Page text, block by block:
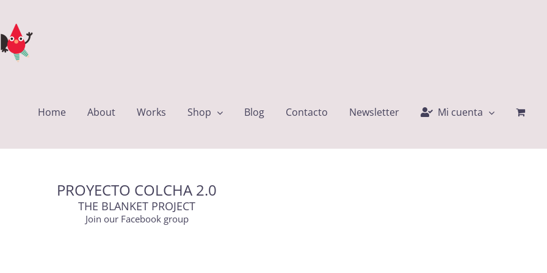
Home About Works Shop Blog Contacto Newsletter Mi cuenta
PROYECTO COLCHA 2.0
THE BLANKET PROJECT
Join our Facebook group